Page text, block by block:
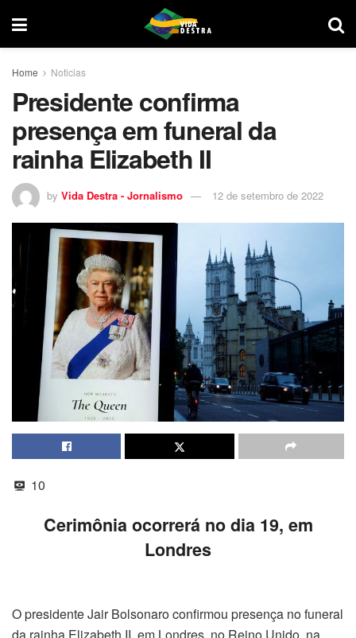
Home Noticias
Presidente confirma
presença em funeral da
rainha Elizabeth II
by Vida Destra - Jornalismo 12 de setembro de 2022
10
Cerimônia ocorrerá no dia 19, em
Londres
O presidente Jair Bolsonaro confirmou presença no funeral